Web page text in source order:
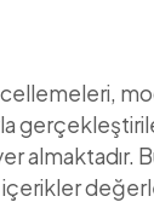
almaktadır.
içerikler